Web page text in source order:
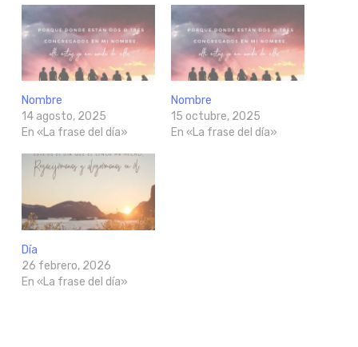
Nombre
14 agosto, 2025
En «La frase del día»
Nombre
15 octubre, 2025
En «La frase del día»
Día
26 febrero, 2026
En «La frase del día»